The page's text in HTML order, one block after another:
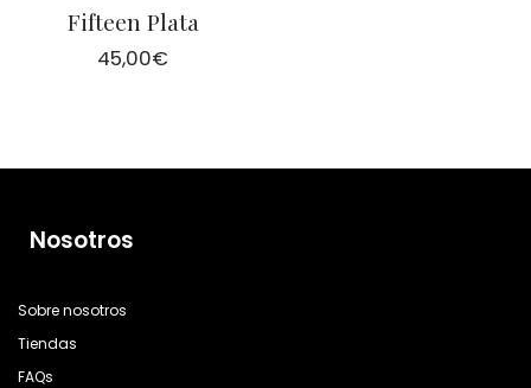
Fifteen Plata
45,00€
Nosotros
Sobre nosotros
Tiendas
FAQs